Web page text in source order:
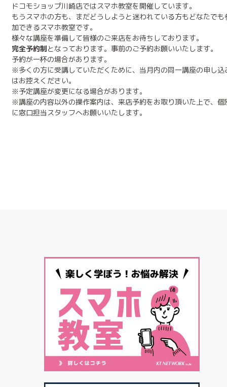
ドコモショップ川崎店ではスマホ教室を開催しています。
もうスマホの方も、まだどうしようと迷われている方もどなたでも
加できるスマホ教室です。
様々な講座を準備して皆様のご来店をお待ちしております。
完全予約制となっております。事前のご予約お願いいたします。
予約が一杯の場合があります。
※多くの方に受講していただくために、当月内の同一講座の申し込
はお控えください。
※予定講座が変更になる場合があります。
※講座の内容以外の操作案内は、来店予約をお取り頂いた上で、個
に窓口担当スタッフへお願いいたします。